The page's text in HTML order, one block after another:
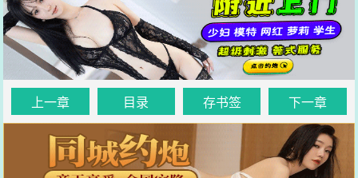
上一章 目录 存书签 下一章